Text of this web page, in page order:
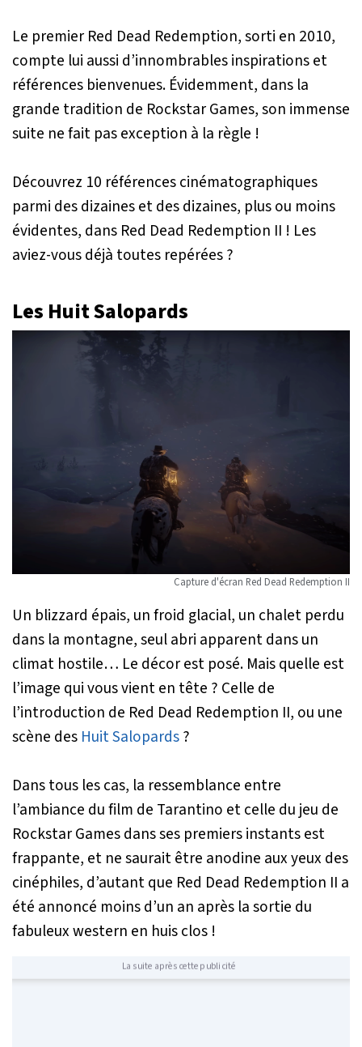
Le premier Red Dead Redemption, sorti en 2010,
compte lui aussi d’innombrables inspirations et
références bienvenues. Évidemment, dans la
grande tradition de Rockstar Games, son immense
suite ne fait pas exception à la règle !
Découvrez 10 références cinématographiques
parmi des dizaines et des dizaines, plus ou moins
évidentes, dans Red Dead Redemption II ! Les
aviez-vous déjà toutes repérées ?
Les Huit Salopards
Capture d'écran Red Dead Redemption II
Un blizzard épais, un froid glacial, un chalet perdu
dans la montagne, seul abri apparent dans un
climat hostile… Le décor est posé. Mais quelle est
l’image qui vous vient en tête ? Celle de
l’introduction de Red Dead Redemption II, ou une
scène des Huit Salopards?
Dans tous les cas, la ressemblance entre
l’ambiance du film de Tarantino et celle du jeu de
Rockstar Games dans ses premiers instants est
frappante, et ne saurait être anodine aux yeux des
cinéphiles, d’autant que Red Dead Redemption II a
été annoncé moins d’un an après la sortie du
fabuleux western en huis clos !
La suite après cette publicité